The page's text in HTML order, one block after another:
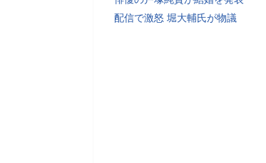
配信で激怒 堀大輔氏が物議